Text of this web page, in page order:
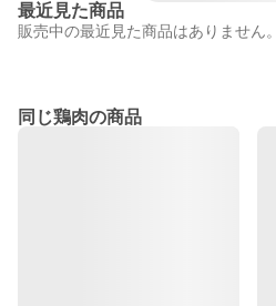
最近見た商品
販売中の最近見た商品はありません。
同じ鶏肉の商品